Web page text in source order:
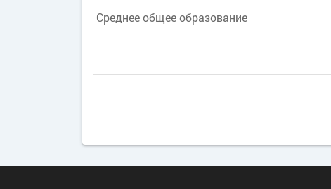
Среднее общее образование